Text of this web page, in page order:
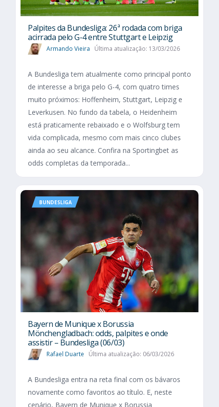
Palpites da Bundesliga: 26ª rodada com briga
acirrada pelo G-4 entre Stuttgart e Leipzig
Armando Vieira Última atualização: 13/03/2026
A Bundesliga tem atualmente como principal ponto
de interesse a briga pelo G-4, com quatro times
muito próximos: Hoffenheim, Stuttgart, Leipzig e
Leverkusen. No fundo da tabela, o Heidenheim
está praticamente rebaixado e o Wolfsburg tem
vida complicada, mesmo com mais cinco clubes
ainda ao seu alcance. Confira na Sportingbet as
odds completas da temporada...
BUNDESLIGA
Bayern de Munique x Borussia
Mönchengladbach: odds, palpites e onde
assistir – Bundesliga (06/03)
Rafael Duarte Última atualização: 06/03/2026
A Bundesliga entra na reta final com os bávaros
novamente como favoritos ao título. E, neste
cenário, Bayern de Munique x Borussia